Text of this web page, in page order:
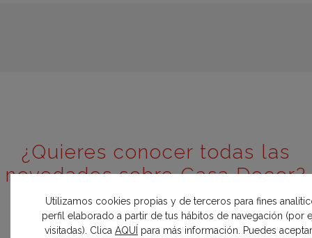
¿Quieres conocer todas las
novedades sobre Casa Decor?
Inscríbete y entérate el primero
Utilizamos cookies propias y de terceros para fines
perfil elaborado a partir de tus hábitos de navegación (por
visitadas). Clica AQUÍ para más información. Puedes